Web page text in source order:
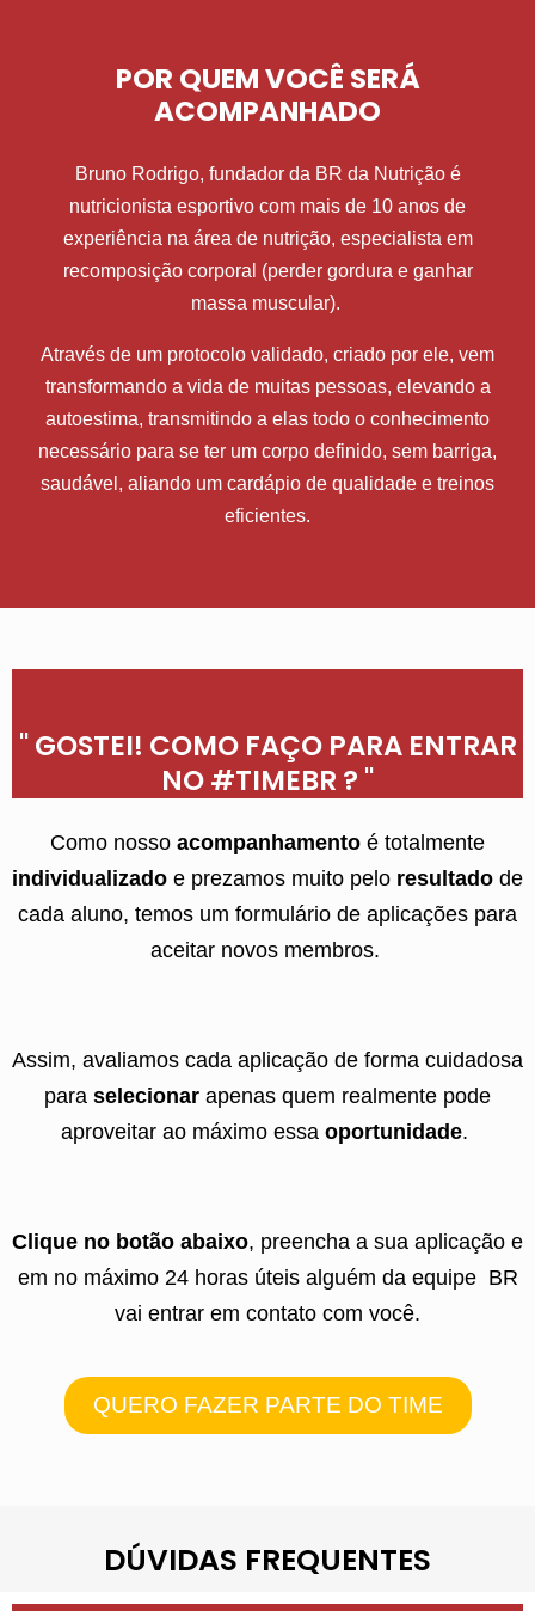
POR QUEM VOCÊ SERÁ
ACOMPANHADO
Bruno Rodrigo, fundador da BR da Nutrição é
nutricionista esportivo com mais de 10 anos de
experiência na área de nutrição, especialista em
recomposição corporal (perder gordura e ganhar
massa muscular).
Através de um protocolo validado, criado por ele, vem
transformando a vida de muitas pessoas, elevando a
autoestima, transmitindo a elas todo o conhecimento
necessário para se ter um corpo definido, sem barriga,
saudável, aliando um cardápio de qualidade e treinos
eficientes.
" GOSTEI! COMO FAÇO PARA ENTRAR
NO #TIMEBR ? "
Como nosso acompanhamento é totalmente
individualizado e prezamos muito pelo resultado de
cada aluno, temos um formulário de aplicações para
aceitar novos membros.
Assim, avaliamos cada aplicação de forma cuidadosa
para selecionar apenas quem realmente pode
aproveitar ao máximo essa oportunidade.
Clique no botão abaixo, preencha a sua aplicação e
em no máximo 24 horas úteis alguém da equipe BR
vai entrar em contato com você.
QUERO FAZER PARTE DO TIME
DÚVIDAS FREQUENTES